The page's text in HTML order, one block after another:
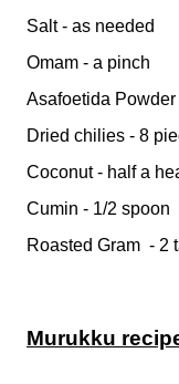
Salt - as needed
Omam - a pinch
Asafoetida Powder
Dried chilies - 8
Coconut - half a
Cumin - 1/2 spoon
Roasted Gram - 2
Murukku